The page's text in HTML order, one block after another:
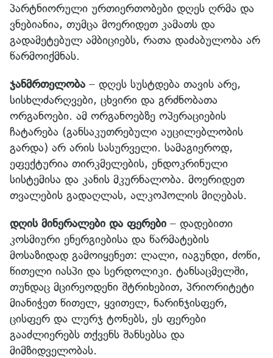
პარტნიორული ურთიერთობები დღეს ღრმა და
ვნებიანია, თუმცა მოერიდეთ კამათს და
გადამეტებულ ამბიციებს, რათა დაძაბულობა არ
წარმოიქმნას.
ჯანმრთელობა – დღეს სუსტდება თავის არე,
სისხლძარღვები, ცხვირი და გრძნობათა
ორგანოები. ამ ორგანოებზე ოპერაციების
ჩატარება (განსაკუთრებული აუცილებლობის
გარდა) არ არის სასურველი. სამაგიეროდ,
ეფექტურია თირკმელების, ენდოკრინული
სისტემისა და კანის მკურნალობა. მოერიდეთ
თვალების გადაღლას, ალკოჰოლის მიღებას.
დღის მინერალები და ფერები – დადებითი
კოსმიური ენერგიებისა და წარმატების
მოსაზიდად გამოიყენეთ: ლალი, იაგუნდი, ძოწი,
წითელი იასპი და სერდოლიკი. ტანსაცმელში,
თუნდაც მცირეოდენი შტრიხებით, პრიორიტეტი
მიანიჭეთ წითელ, ყვითელ, ნარინჯისფერ,
ცისფერ და ლურჯ ტონებს, ეს ფერები
გააძლიერებს თქვენს შანსებსა და
მიმზიდველობას.